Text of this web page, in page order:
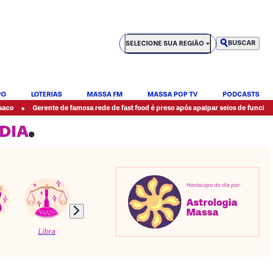
SELECIONE SUA REGIÃO
SELECIONE SUA REGIÃO BUSCAR
LOTERIAS MASSA FM MASSA POP TV
PODCASTS
de famosa rede de fast food é preso após apalpar seios de funcionária •
Libra Escorpião Capricórnio
Horóscopo do dia por:
Astrologia
Massa